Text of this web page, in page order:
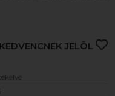
KEDVENCNEK JELÖL